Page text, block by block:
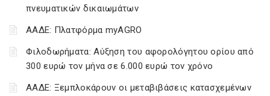
πνευματικών δικαιωμάτων
ΑΑΔΕ: Πλατφόρμα myAGRO
Φιλοδωρήματα: Αύξηση του αφορολόγητου ορίου από
300 ευρώ τον μήνα σε 6.000 ευρώ τον χρόνο
ΑΑΔΕ: Ξεμπλοκάρουν οι μεταβιβάσεις κατασχεμένων